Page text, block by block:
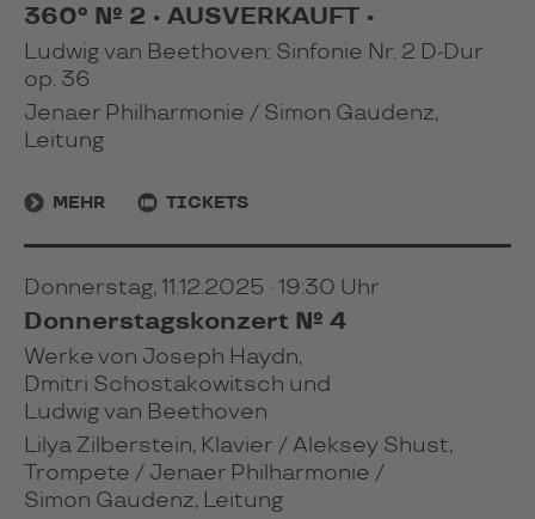
360° № 2 • AUSVERKAUFT •
Ludwig van Beethoven: Sinfonie Nr. 2 D-Dur
op. 36
Jenaer Philharmonie / Simon Gaudenz,
Leitung
MEHR TICKETS
Donnerstag, 11.12.2025 · 19:30 Uhr
Donnerstagskonzert № 4
Werke von Joseph Haydn,
Dmitri Schostakowitsch und
Ludwig van Beethoven
Lilya Zilberstein, Klavier / Aleksey Shust,
Trompete / Jenaer Philharmonie /
Simon Gaudenz, Leitung